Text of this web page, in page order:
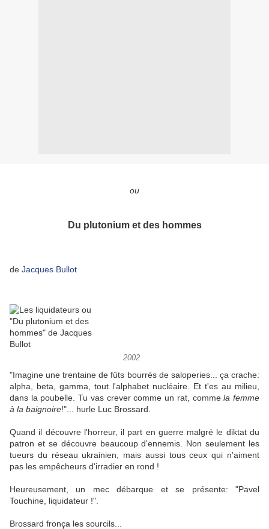
ou
Du plutonium et des hommes
de Jacques Bullot
2002
"Imagine une trentaine de fûts bourrés de saloperies... ça crache:
alpha, beta, gamma, tout l'alphabet nucléaire. Et t'es au milieu,
dans la poubelle. Tu vas crever comme un rat, commela femme
à la baignoire!"... hurle Luc Brossard.
Quand il découvre l'horreur, il part en guerre malgré le diktat du
patron et se découvre beaucoup d'ennemis. Non seulement les
tueurs du réseau ukrainien, mais aussi tous ceux qui n'aiment
pas les empêcheurs d'irradier en rond !
Heureusement, un mec débarque et se présente: "Pavel
Touchine, liquidateur !".
Brossard fronça les sourcils...